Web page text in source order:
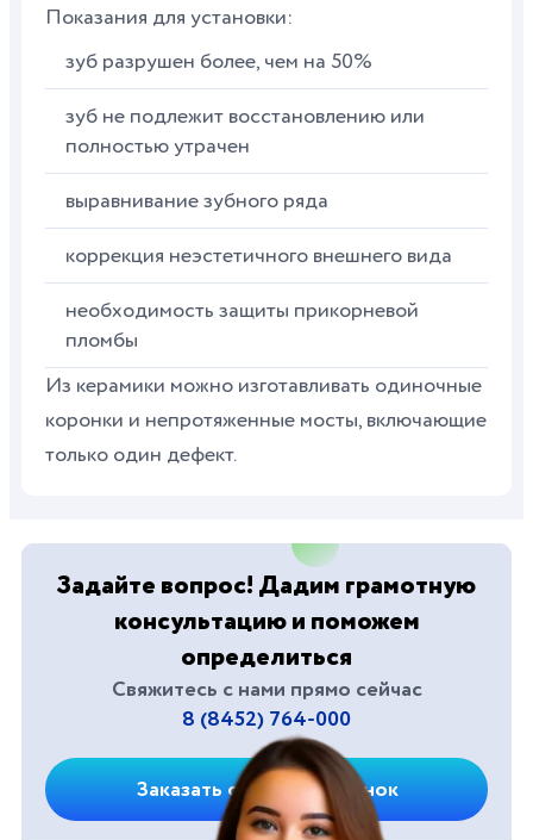
Показания для установки:
зуб разрушен более, чем на 50%
зуб не подлежит восстановлению или
полностью утрачен
выравнивание зубного ряда
коррекция неэстетичного внешнего вида
необходимость защиты прикорневой
пломбы
Из керамики можно изготавливать одиночные
коронки и непротяженные мосты, включающие
только один дефект.
Задайте вопрос! Дадим грамотную
консультацию и поможем
определиться
Свяжитесь с нами прямо сейчас
8 (8452) 764-000
Заказать обратный звонок